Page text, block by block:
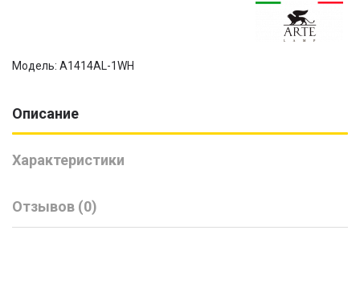
Модель: A1414AL-1WH
Описание
Характеристики
Отзывов (0)